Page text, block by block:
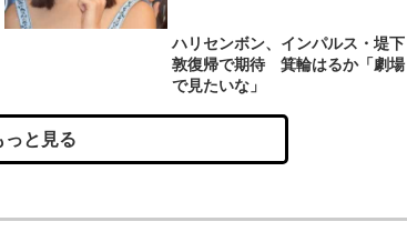
ハリセンボン、インパルス・堤下
敦復帰で期待 箕輪はるか「劇場
で見たいな」
と見る